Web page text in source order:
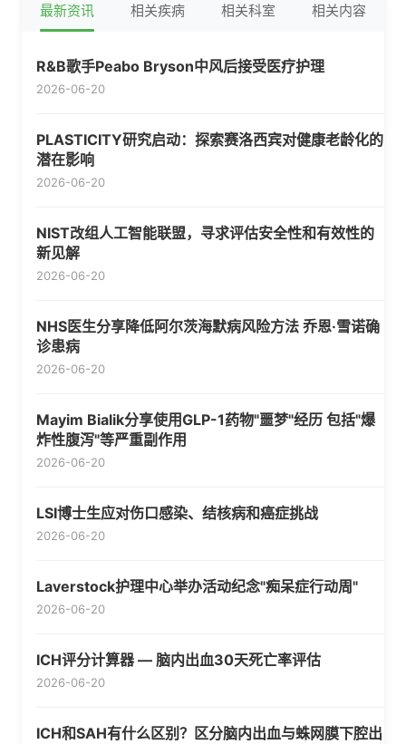
最新资讯 相关疾病 相关科室 相关内容
R&B歌手Peabo Bryson中风后接受医疗护理
2026-06-20
PLASTICITY研究启动：探索赛洛西宾对健康老龄化的
潜在影响
2026-06-20
NIST改组人工智能联盟，寻求评估安全性和有效性的
新见解
2026-06-20
NHS医生分享降低阿尔茨海默病风险方法 乔恩·雪诺确
诊患病
2026-06-20
Mayim Bialik分享使用GLP-1药物"噩梦"经历 包括"爆
炸性腹泻"等严重副作用
2026-06-20
LSI博士生应对伤口感染、结核病和癌症挑战
2026-06-20
Laverstock护理中心举办活动纪念"痴呆症行动周"
2026-06-20
ICH评分计算器 — 脑内出血30天死亡率评估
2026-06-20
ICH和SAH有什么区别？区分脑内出血与蛛网膜下腔出